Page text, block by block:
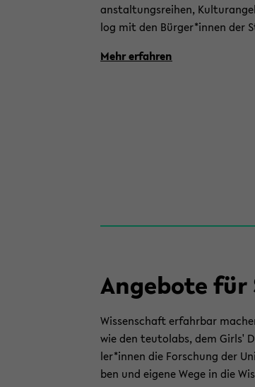
an­stal­tungs­rei­hen,
log mit den Bür­ger*innen der
Mehr er­fah­ren
An­ge­bo­te
Wis­sen­schaft er­fahr­bar
wie den teu­tol­abs, dem Girls'
ler*innen die For­schung der
ben und ei­ge­ne Wege in die